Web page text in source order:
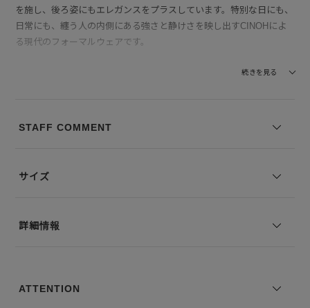
を施し、後ろ姿にもエレガンスをプラスしています。特別な日にも、
日常にも、纏う人の内側にある強さと静けさを映し出すCINOHによ
る現代のフォーマルウェアです。
【素材】 ヴィンテージギャバジンを使用し、上品な光沢感と程よい
伸縮性：なし
続きを見る
STAFF COMMENT
サイズ
詳細情報
ATTENTION